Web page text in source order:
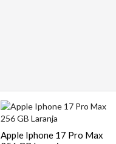
Apple Iphone 17 Pro Max